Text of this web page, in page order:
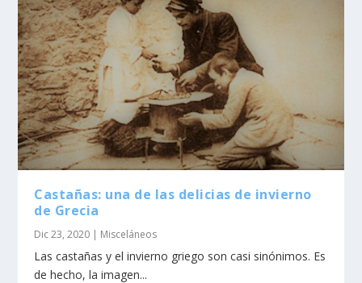
Castañas: una de las delicias de invierno
de Grecia
Dic 23, 2020 | Misceláneos
Las castañas y el invierno griego son casi sinónimos. Es
de hecho, la imagen...